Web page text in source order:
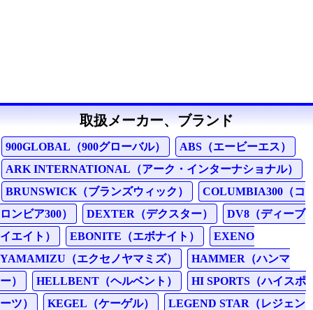
取扱メーカー、ブランド
900GLOBAL（900グローバル）
ABS（エービーエス）
ARK INTERNATIONAL（アーク・インターナショナル）
BRUNSWICK（ブランズウィック）
COLUMBIA300（コ
ロンビア300）
DEXTER（デクスター）
DV8（ディーブ
イエイト）
EBONITE（エボナイト）
EXENO
YAMAMIZU（エクセノヤマミズ）
HAMMER（ハンマ
ー）
HELLBENT（ヘルベント）
HI SPORTS（ハイスポ
ーツ）
KEGEL（ケーゲル）
LEGEND STAR（レジェン